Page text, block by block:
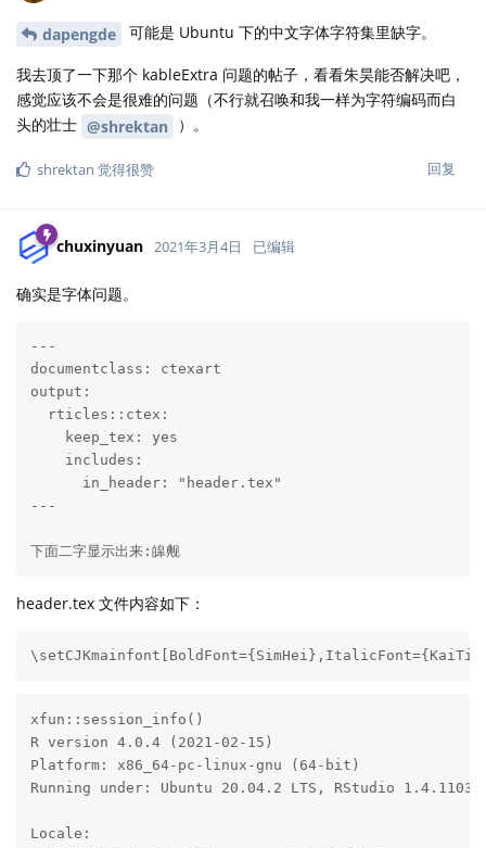
dapengde 可能是 Ubuntu 下的中文字体字符集里缺字。
我去顶了一下那个 kableExtra 问题的帖子，看看朱昊能否解决吧，
感觉应该不会是很难的问题（不行就召唤和我一样为字符编码而白
头的壮士 @shrektan ）。
回复
shrektan 觉得很赞
chuxinyuan 2021年3月4日 已编辑
确实是字体问题。
---
documentclass: ctexart
output:
  rticles::ctex:
    keep_tex: yes
    includes:
      in_header: "header.tex"
---
下面二字显示出来:皞觍
header.tex 文件内容如下：
xfun::session_info()
R version 4.0.4 (2021-02-15)
Platform: x86_64-pc-linux-gnu (64-bit)
Running under: Ubuntu 20.04.2 LTS, RStudio 1.4.1103
Locale: